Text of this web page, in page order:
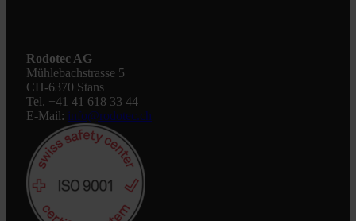
Rodotec AG
Mühlebachstrasse 5
CH-6370 Stans
Tel. +41 41 618 33 44
E-Mail: info@rodotec.ch